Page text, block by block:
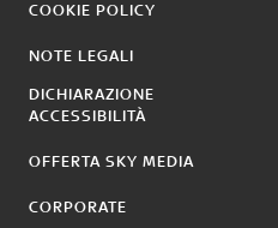
COOKIE POLICY
NOTE LEGALI
DICHIARAZIONE
ACCESSIBILITÀ
OFFERTA SKY MEDIA
CORPORATE